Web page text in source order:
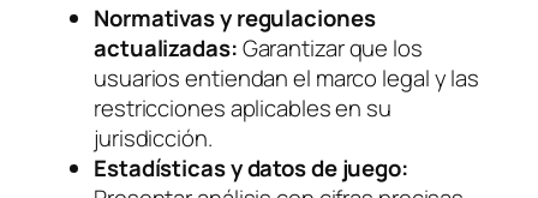
Normativas y regulaciones
actualizadas:Garantizar que los
usuarios entiendan el marco legal y las
restricciones aplicables en su
jurisdicción.
Estadísticas y datos de juego: